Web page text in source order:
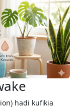
hadi kufikia